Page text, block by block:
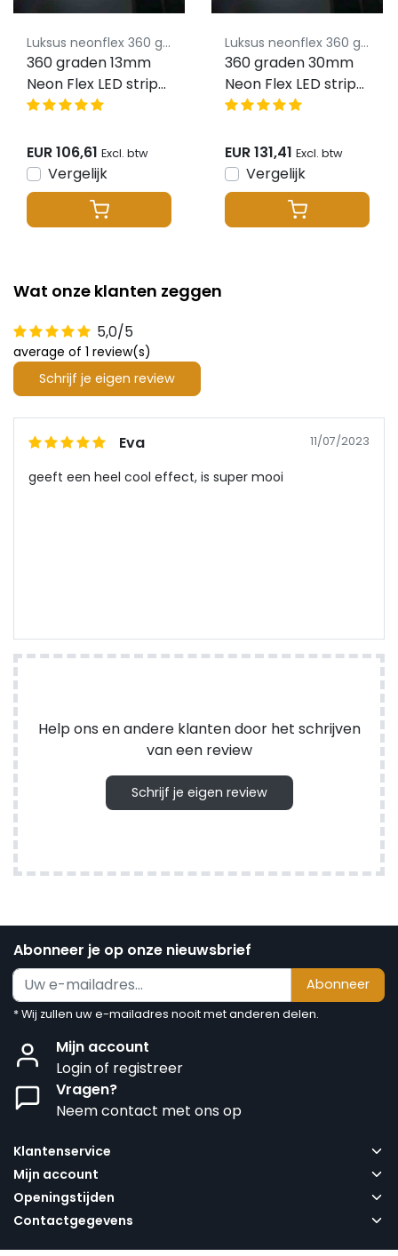
Luksus neonflex 360 graden neonflex
360 graden 13mm
Neon Flex LED strip
24 volt 2700 kelvin
1000LM IP65 – 5
meter
EUR 106,61 Excl. btw
Vergelijk
Luksus neonflex 360 graden neonflex
360 graden 30mm
Neon Flex LED strip
24 volt 2700 kelvin
1300LM IP65 – 5
meter
EUR 131,41 Excl. btw
Vergelijk
Wat onze klanten zeggen
5,0/5
average of 1 review(s)
Schrijf je eigen review
Eva 11/07/2023
geeft een heel cool effect, is super mooi
Help ons en andere klanten door het schrijven
van een review
Schrijf je eigen review
Abonneer je op onze nieuwsbrief
Abonneer
* Wij zullen uw e-mailadres nooit met anderen delen.
Mijn account
Login of registreer
Vragen?
Neem contact met ons op
Klantenservice
Mijn account
Openingstijden
Contactgegevens